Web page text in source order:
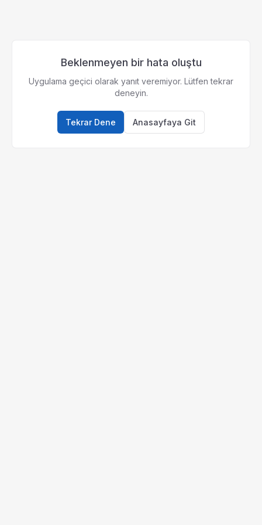
Beklenmeyen bir hata oluştu
Uygulama geçici olarak yanıt veremiyor. Lütfen tekrar
deneyin.
Tekrar Dene Anasayfaya Git